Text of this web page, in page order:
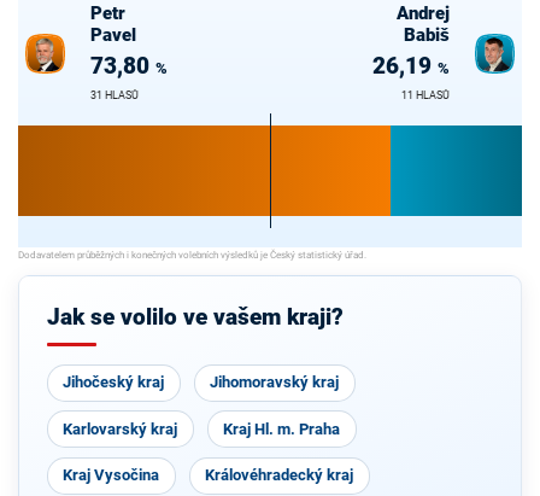
Petr
Pavel
73,80 %
31 HLASŮ
Andrej
Babiš
26,19 %
11 HLASŮ
Jak se volilo ve vašem kraji?
Jihočeský kraj Jihomoravský kraj
Karlovarský kraj Kraj Hl. m. Praha
Kraj Vysočina Královéhradecký kraj